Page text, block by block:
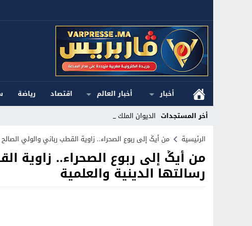
أخبار أخبار العالم اقتصاد رياضة
أخر المستجدات الديوان الملكي ا_
Stop
Previous
Next
الرئيسية من أيݣ إلى ربوع الصحراء.. زاوية القطب رباني والولي
من أيݣ إلى ربوع الصحراء.. زاوية
رسالتها الدينية والعلمية